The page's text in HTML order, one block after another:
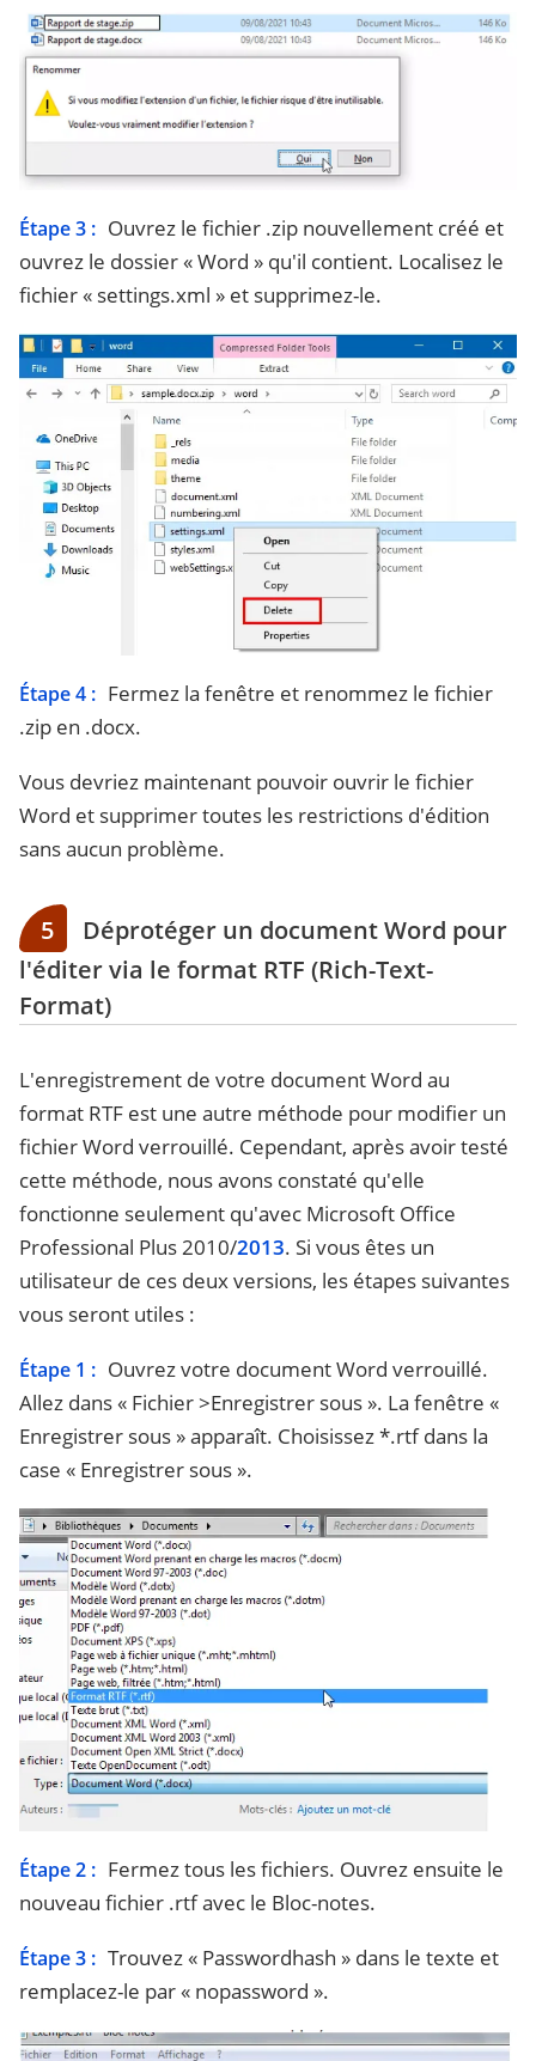
Étape 3 : Ouvrez le fichier .zip nouvellement créé et
ouvrez le dossier « Word » qu'il contient. Localisez le
fichier « settings.xml » et supprimez-le.
Étape 4 : Fermez la fenêtre et renommez le fichier
.zip en .docx.
Vous devriez maintenant pouvoir ouvrir le fichier
Word et supprimer toutes les restrictions d'édition
sans aucun problème.
5
Déprotéger un document Word pour
l'éditer via le format RTF (Rich-Text-
Format)
L'enregistrement de votre document Word au
format RTF est une autre méthode pour modifier un
fichier Word verrouillé. Cependant, après avoir testé
cette méthode, nous avons constaté qu'elle
fonctionne seulement qu'avec Microsoft Office
Professional Plus 2010/2013. Si vous êtes un
utilisateur de ces deux versions, les étapes suivantes
vous seront utiles :
Étape 1 : Ouvrez votre document Word verrouillé.
Allez dans « Fichier >Enregistrer sous ». La fenêtre «
Enregistrer sous » apparaît. Choisissez *.rtf dans la
case « Enregistrer sous ».
Étape 2 : Fermez tous les fichiers. Ouvrez ensuite le
nouveau fichier .rtf avec le Bloc-notes.
Étape 3 : Trouvez « Passwordhash » dans le texte et
remplacez-le par « nopassword ».